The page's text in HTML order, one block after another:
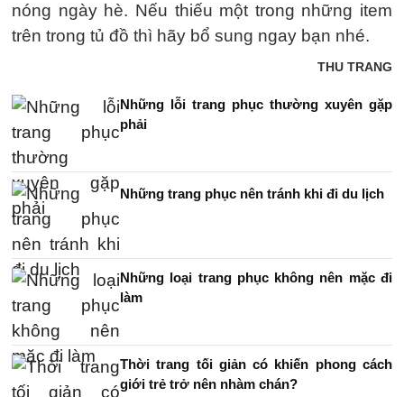
nóng ngày hè. Nếu thiếu một trong những item
trên trong tủ đồ thì hãy bổ sung ngay bạn nhé.
THU TRANG
Những lỗi trang phục thường xuyên gặp
phải
Những trang phục nên tránh khi đi du lịch
Những loại trang phục không nên mặc đi
làm
Thời trang tối giản có khiến phong cách
giới trẻ trở nên nhàm chán?